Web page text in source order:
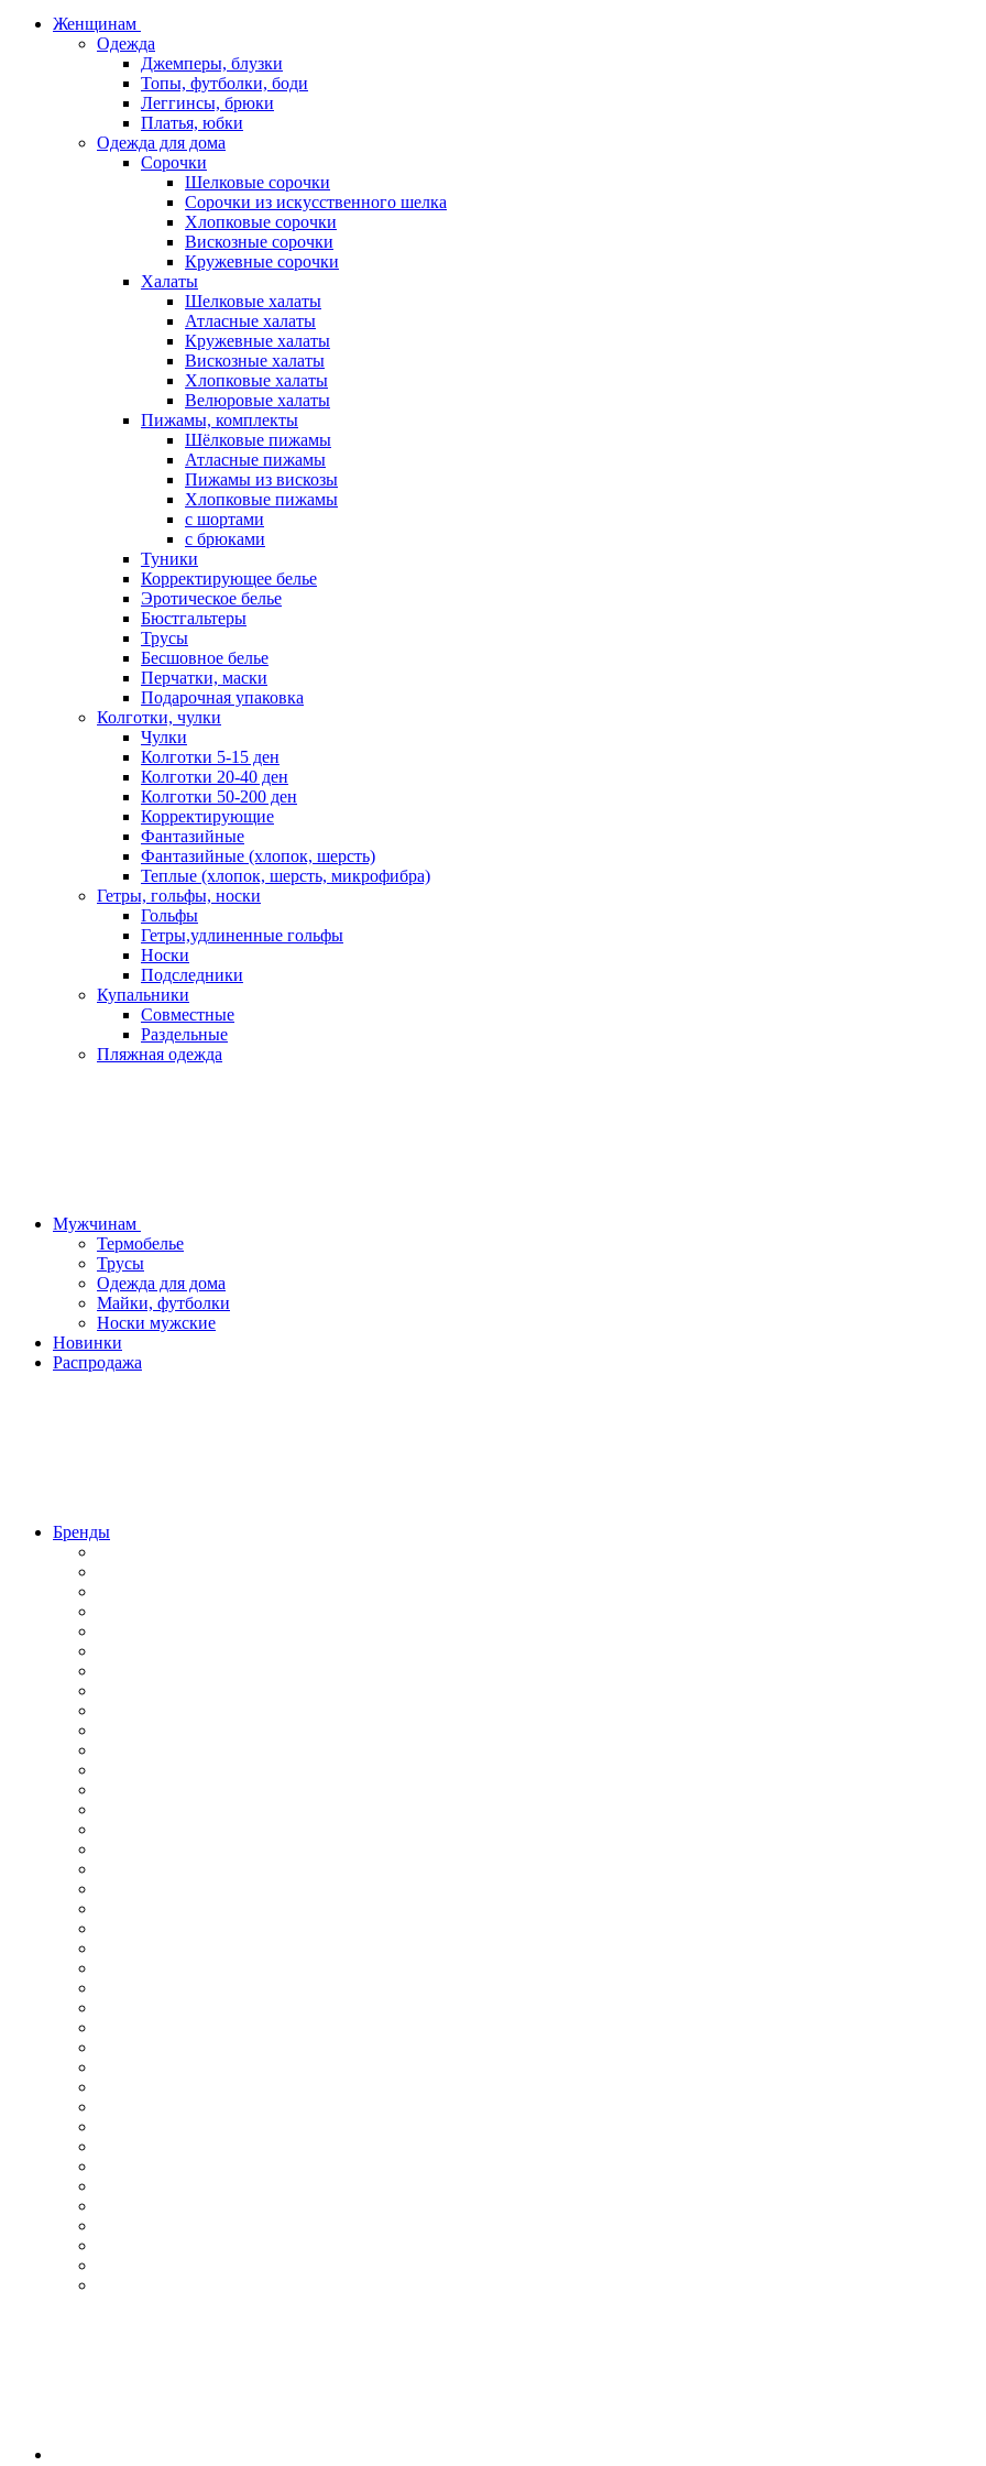
Женщинам
Одежда
Джемперы, блузки
Топы, футболки, боди
Леггинсы, брюки
Платья, юбки
Одежда для дома
Сорочки
Шелковые сорочки
Сорочки из искусственного шелка
Хлопковые сорочки
Вискозные сорочки
Кружевные сорочки
Халаты
Шелковые халаты
Атласные халаты
Кружевные халаты
Вискозные халаты
Хлопковые халаты
Велюровые халаты
Пижамы, комплекты
Шёлковые пижамы
Атласные пижамы
Пижамы из вискозы
Хлопковые пижамы
с шортами
с брюками
Туники
Корректирующее белье
Эротическое белье
Бюстгальтеры
Трусы
Бесшовное белье
Перчатки, маски
Подарочная упаковка
Колготки, чулки
Чулки
Колготки 5-15 ден
Колготки 20-40 ден
Колготки 50-200 ден
Корректирующие
Фантазийные
Фантазийные (хлопок, шерсть)
Теплые (хлопок, шерсть, микрофибра)
Гетры, гольфы, носки
Гольфы
Гетры,удлиненные гольфы
Носки
Подследники
Купальники
Совместные
Раздельные
Пляжная одежда
Мужчинам
Термобелье
Трусы
Одежда для дома
Майки, футболки
Носки мужские
Новинки
Распродажа
Бренды